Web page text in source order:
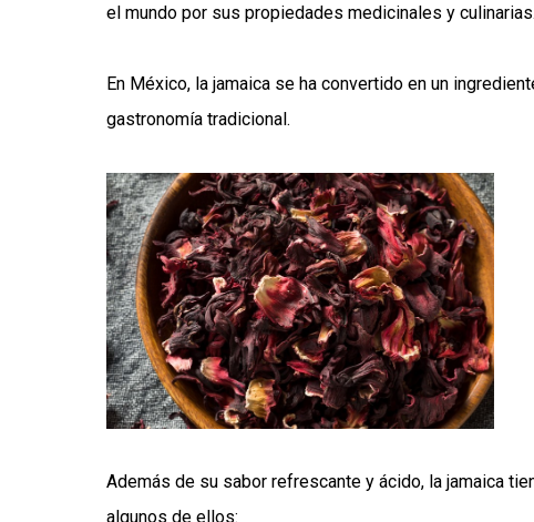
el mundo por sus propiedades medicinales y culinarias.
En México, la jamaica se ha convertido en un
gastronomía tradicional.
Además de su sabor refrescante y ácido, la jamaica
algunos de ellos: